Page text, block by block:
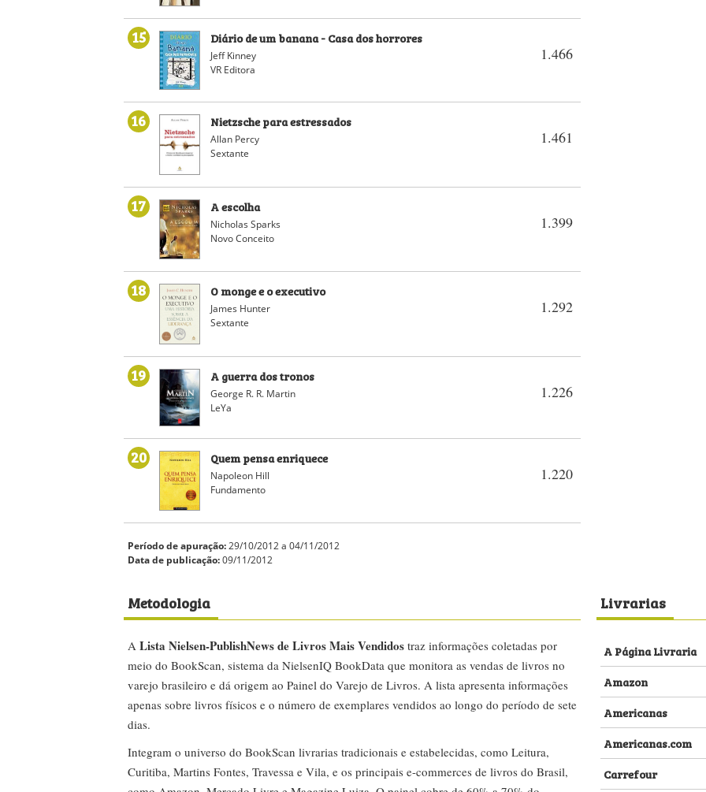
15
1.466
Diário de um banana - Casa dos horrores
Jeff Kinney
VR Editora
16
1.461
Nietzsche para estressados
Allan Percy
Sextante
17
1.399
A escolha
Nicholas Sparks
Novo Conceito
18
1.292
O monge e o executivo
James Hunter
Sextante
19
1.226
A guerra dos tronos
George R. R. Martin
LeYa
20
1.220
Quem pensa enriquece
Napoleon Hill
Fundamento
Período de apuração:29/10/2012 a 04/11/2012
Data de publicação:09/11/2012
Metodologia
A Lista Nielsen-PublishNews de Livros Mais Vendidos traz informações coletadas por
meio do BookScan, sistema da NielsenIQ BookData que monitora as vendas de livros no
varejo brasileiro e dá origem ao Painel do Varejo de Livros. A lista apresenta informações
apenas sobre livros físicos e o número de exemplares vendidos ao longo do período de sete
dias.
Integram o universo do BookScan livrarias tradicionais e estabelecidas, como Leitura,
Curitiba, Martins Fontes, Travessa e Vila, e os principais e-commerces de livros do Brasil,
Livrarias
A Página Livraria
Amazon
Americanas
Americanas.com
Carrefour